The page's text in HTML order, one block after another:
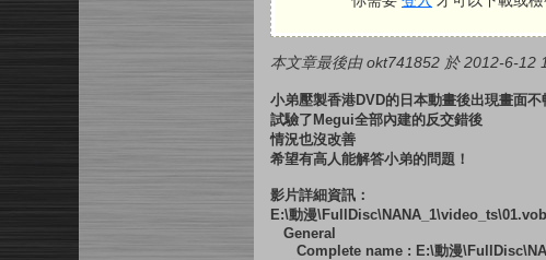
本文章最後由 okt741852 於 2012-6-12
小弟壓製香港DVD的日本動畫後出現畫面
試驗了Megui全部內建的反交錯後
情況也沒改善
希望有高人能解答小弟的問題！
影片詳細資訊：
E:\動漫\FullDisc\NANA_1\video_ts\01.vob
General
Complete name : E:\動漫